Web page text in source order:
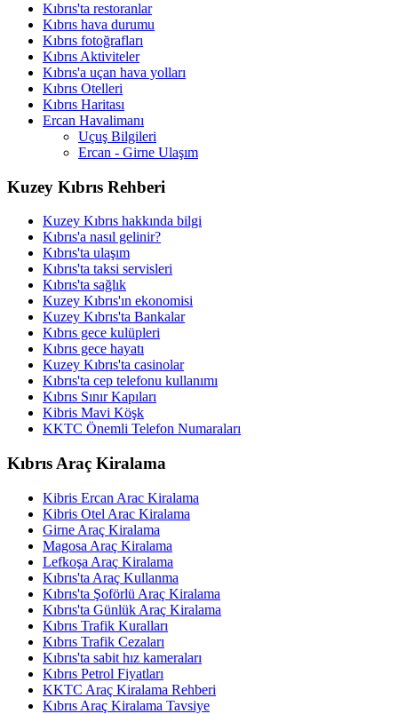
Kıbrıs'ta restoranlar
Kıbrıs hava durumu
Kıbrıs fotoğrafları
Kıbrıs Aktiviteler
Kıbrıs'a uçan hava yolları
Kıbrıs Otelleri
Kıbrıs Haritası
Ercan Havalimanı
Uçuş Bilgileri
Ercan - Girne Ulaşım
Kuzey Kıbrıs Rehberi
Kuzey Kıbrıs hakkında bilgi
Kıbrıs'a nasıl gelinir?
Kıbrıs'ta ulaşım
Kıbrıs'ta taksi servisleri
Kıbrıs'ta sağlık
Kuzey Kıbrıs'ın ekonomisi
Kuzey Kıbrıs'ta Bankalar
Kıbrıs gece kulüpleri
Kıbrıs gece hayatı
Kuzey Kıbrıs'ta casinolar
Kıbrıs'ta cep telefonu kullanımı
Kıbrıs Sınır Kapıları
Kibris Mavi Köşk
KKTC Önemli Telefon Numaraları
Kıbrıs Araç Kiralama
Kibris Ercan Arac Kiralama
Kibris Otel Arac Kiralama
Girne Araç Kiralama
Magosa Araç Kiralama
Lefkoşa Araç Kiralama
Kıbrıs'ta Araç Kullanma
Kıbrıs'ta Şoförlü Araç Kiralama
Kıbrıs'ta Günlük Araç Kiralama
Kıbrıs Trafik Kuralları
Kıbrıs Trafik Cezaları
Kıbrıs'ta sabit hız kameraları
Kıbrıs Petrol Fiyatları
KKTC Araç Kiralama Rehberi
Kıbrıs Araç Kiralama Tavsiye